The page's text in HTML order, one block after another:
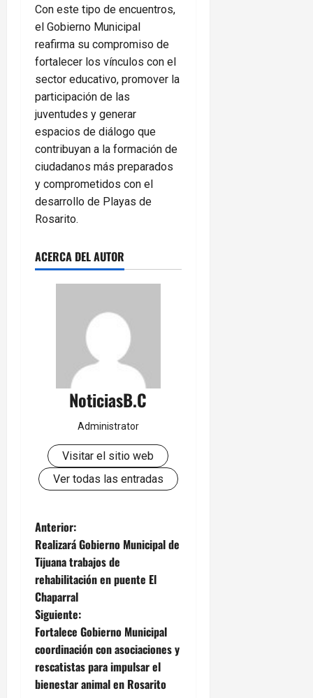
Con este tipo de encuentros,
el Gobierno Municipal
reafirma su compromiso de
fortalecer los vínculos con el
sector educativo, promover la
participación de las
juventudes y generar
espacios de diálogo que
contribuyan a la formación de
ciudadanos más preparados
y comprometidos con el
desarrollo de Playas de
Rosarito.
ACERCA DEL AUTOR
NoticiasB.C
Administrator
Visitar el sitio web
Ver todas las entradas
N
a
v
e
g
a
Anterior:
Realizará Gobierno Municipal de
Tijuana trabajos de
rehabilitación en puente El
Chaparral
Siguiente:
Fortalece Gobierno Municipal
coordinación con asociaciones y
rescatistas para impulsar el
bienestar animal en Rosarito